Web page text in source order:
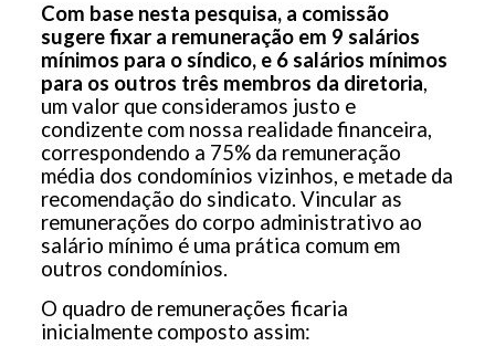
Com base nesta pesquisa, a comissão
sugere fixar a remuneração em 9 salários
mínimos para o síndico, e 6 salários mínimos
para os outros três membros da diretoria,
um valor que consideramos justo e
condizente com nossa realidade financeira,
correspondendo a 75% da remuneração
média dos condomínios vizinhos, e metade da
recomendação do sindicato. Vincular as
remunerações do corpo administrativo ao
salário mínimo é uma prática comum em
outros condomínios.
O quadro de remunerações ficaria
inicialmente composto assim: